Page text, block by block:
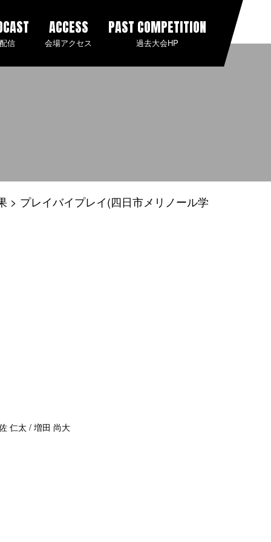
信
ACCESS
会場アクセス
PAST COMPETITION
過去大会HP
プレイバイプレイ(四日市メリノール学
仁太 / 増田 尚大